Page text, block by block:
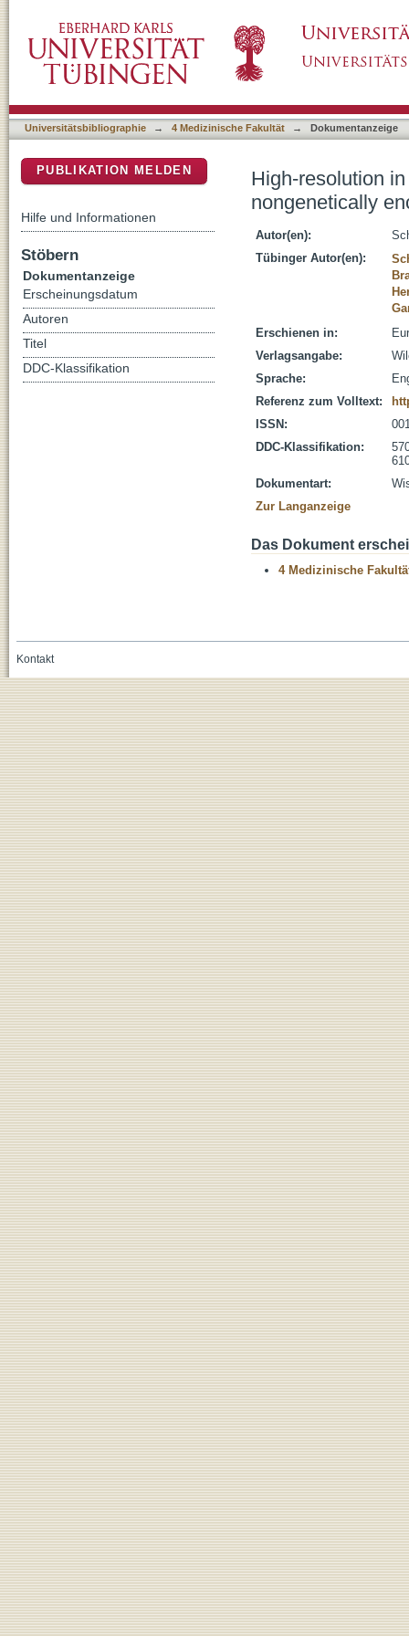
Universitätsbibliographie → 4 Medizinische Fakultät → Dokumentanzeige
High-resolution
nongenetically
Autor(en):
Tübinger Autor(en):
Erschienen in:
Verlagsangabe:
Sprache:
Referenz zum Volltext:
ISSN:
DDC-Klassifikation:
Dokumentart:
Zur Langanzeige
Das Dokument
4 Medizinische
PUBLIKATION MELDEN
Hilfe und Informationen
Stöbern
Dokumentanzeige
Erscheinungsdatum
Autoren
Titel
DDC-Klassifikation
Kontakt